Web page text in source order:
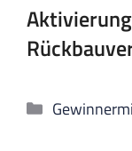
Kategorien